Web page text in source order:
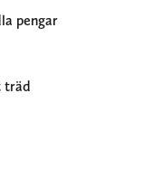
pengar
träd